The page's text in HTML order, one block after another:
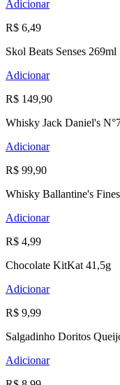
Adicionar
R$ 6,49
Skol Beats Senses 269ml
Adicionar
R$ 149,90
Whisky Jack Daniel's
Adicionar
R$ 99,90
Whisky Ballantine's
Adicionar
R$ 4,99
Chocolate KitKat 41,5g
Adicionar
R$ 9,99
Salgadinho Doritos
Adicionar